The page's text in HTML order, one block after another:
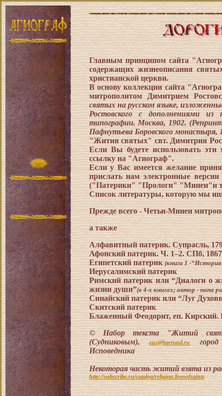
Главным принципом сайта
содержащих жизнеописания
христианской церкви.
В основу коллекции сайта
митрополитом Димитрием
святых на русском языке,
Ростовского с дополнениями из
типографии. Москва, 1902.
Пафнутьева Боровского монастыря,
"Жития святых" свт. Димитрия
Если Вы будете использовать
ссылку на "Агиограф".
Если у Вас имеется желание
прислать нам электронные
("Патерики" "Прологи" "Минеи"и
Список литературы, которую мы
Прежде всего - Четьи-Минеи
а также
Алфавитный патерик. Супрасль,
Афонский патерик. Ч. 1–2. СПб, 1867
Египетский патерик (книга 1 -“История
Иерусалимский патерик
Римский патерик или “Диалоги о
жизни души”(в 4-х книгах; автор - папа
Синайский патерик или “Луг
Скитский патерик
Блаженный Феодорит, еп. Кирский.
© Набор текста
"Житий
(Судниковым),zus@barnaul.ru
Исповедника
Некоторая часть житий взята из
http://subscribe.ru/catalog/religion.livesofsaints